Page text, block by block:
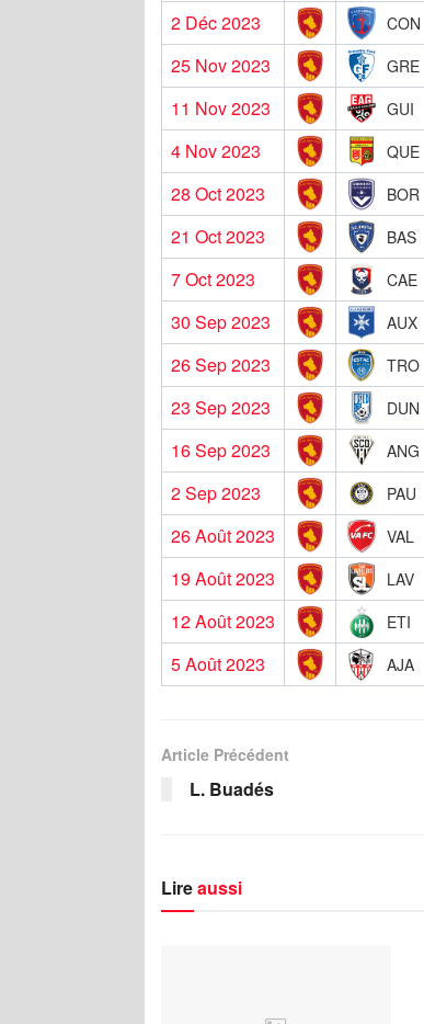
2 Déc 2023
CON
25 Nov 2023
GRE
11 Nov 2023
GUI
4 Nov 2023
QUE
28 Oct 2023
BOR
21 Oct 2023
BAS
7 Oct 2023
CAE
30 Sep 2023
AUX
26 Sep 2023
TRO
23 Sep 2023
DUN
16 Sep 2023
ANG
2 Sep 2023
PAU
26 Août 2023
VAL
19 Août 2023
LAV
12 Août 2023
ETI
5 Août 2023
AJA
Article Précédent
L. Buadés
Lireaussi